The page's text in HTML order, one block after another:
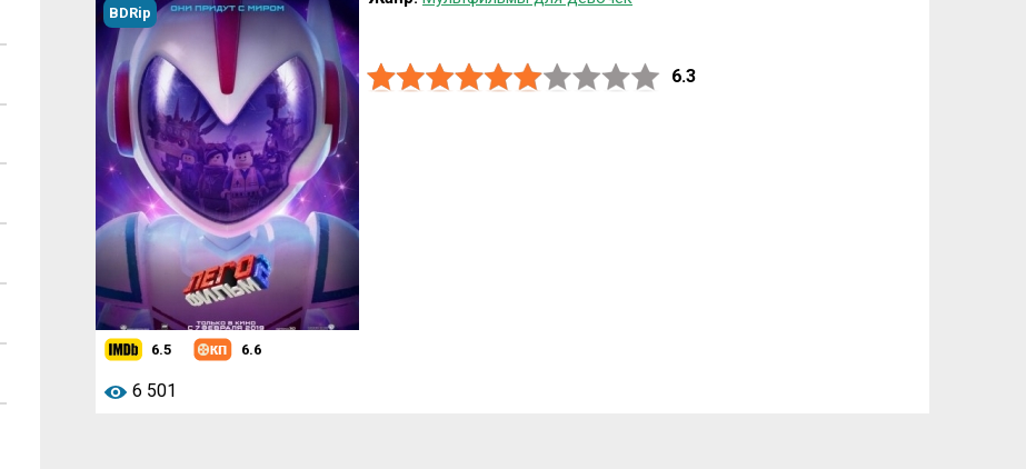
BDRip
6.5 6.6
6 501
6.3